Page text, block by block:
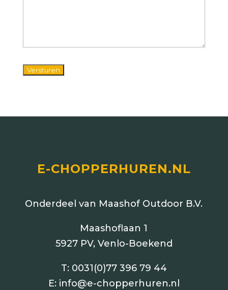
E-CHOPPERHUREN.NL
Onderdeel van Maashof Outdoor B.V.
Maashoflaan 1
5927 PV, Venlo-Boekend
T: 0031(0)77 396 79 44
E: info@e-chopperhuren.nl